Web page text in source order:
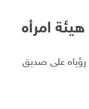
امرأه
على صديق